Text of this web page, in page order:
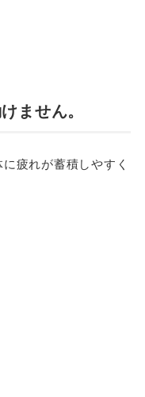
ません。
疲れが蓄積しやすく